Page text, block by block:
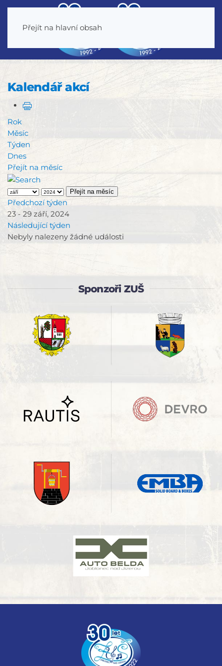
Přejít na hlavní obsah
Kalendář akcí
Rok
Měsíc
Týden
Dnes
Přejít na měsíc
Přejít na měsíc
Předchozí týden
23 - 29 září, 2024
Následující týden
Nebyly nalezeny žádné události
Sponzoři ZUŠ